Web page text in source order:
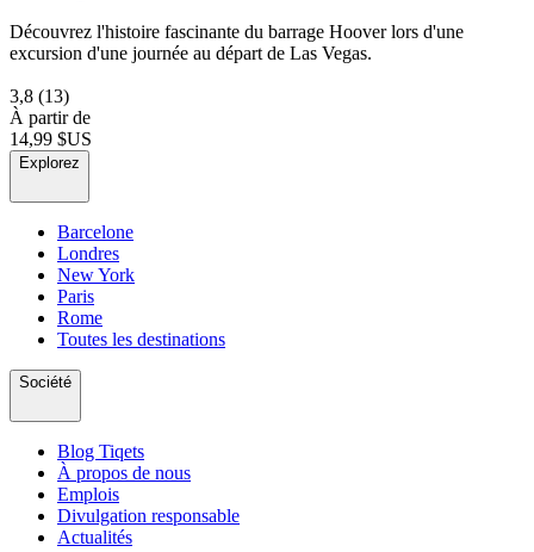
Découvrez l'histoire fascinante du barrage Hoover lors d'une
excursion d'une journée au départ de Las Vegas.
3,8 (13)
À partir de
14,99 $US
Explorez
Barcelone
Londres
New York
Paris
Rome
Toutes les destinations
Société
Blog Tiqets
À propos de nous
Emplois
Divulgation responsable
Actualités